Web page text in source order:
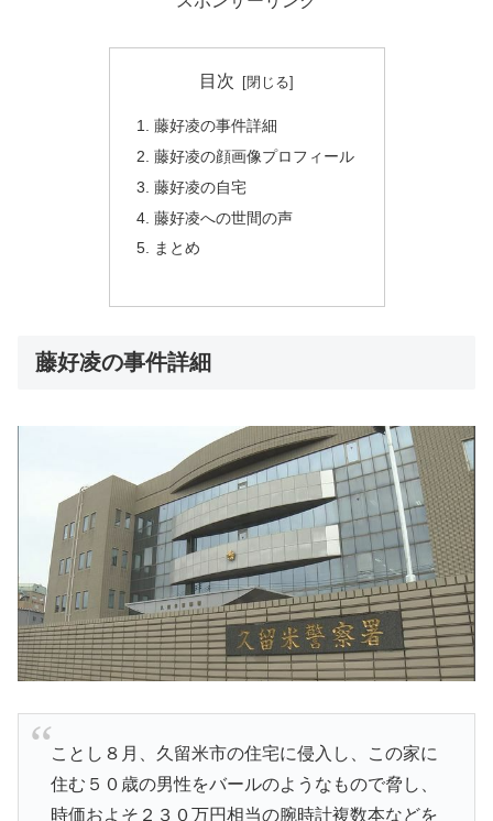
目次
藤好凌の事件詳細
藤好凌の顔画像プロフィール
藤好凌の自宅
藤好凌への世間の声
まとめ
藤好凌の事件詳細
ことし８月、久留米市の住宅に侵入し、この家に
住む５０歳の男性をバールのようなもので脅し、
時価およそ２３０万円相当の腕時計複数本などを